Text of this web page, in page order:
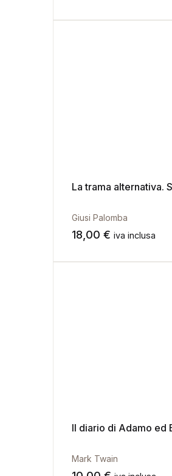
La trama alternativa.
Giusi Palomba
18,00 € iva inclusa
Il diario di Adamo ed
Mark Twain